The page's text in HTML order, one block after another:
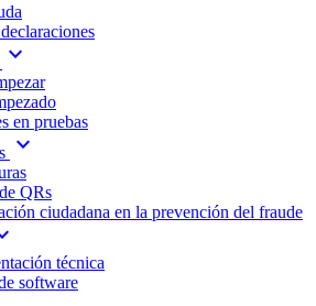
expand_more
en pruebas
expand_more
QRs
ciudadana en la prevención del fraude
técnica
software